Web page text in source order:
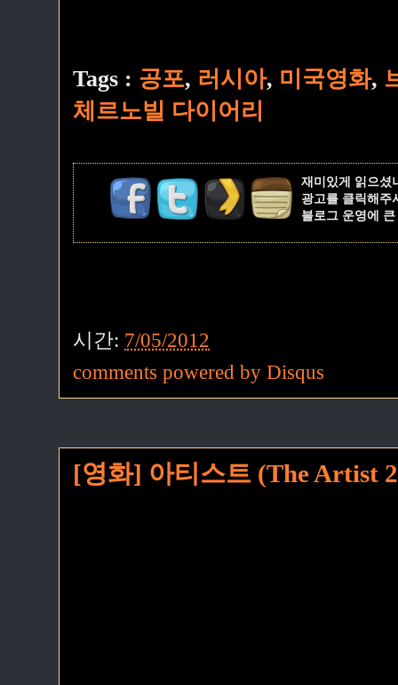
Tags : 공포, 러시아, 미국영화,
체르노빌 다이어리
재미있게 읽으셨
광고를 클릭해주
블로그 운영에
시간: 7/05/2012
comments powered by Disqus
[영화] 아티스트 (The Artist